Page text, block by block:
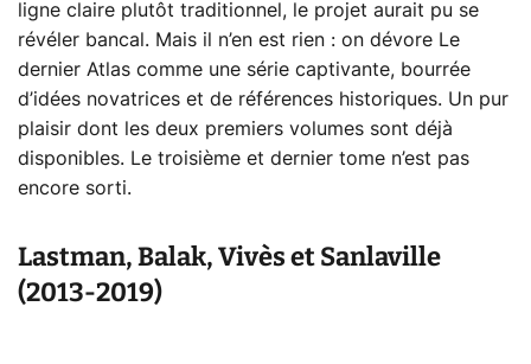
ligne claire plutôt traditionnel, le projet aurait pu se
révéler bancal. Mais il n’en est rien : on dévore Le
dernier Atlas comme une série captivante, bourrée
d’idées novatrices et de références historiques. Un pur
plaisir dont les deux premiers volumes sont déjà
disponibles. Le troisième et dernier tome n’est pas
encore sorti.
Lastman, Balak, Vivès et Sanlaville
(2013-2019)